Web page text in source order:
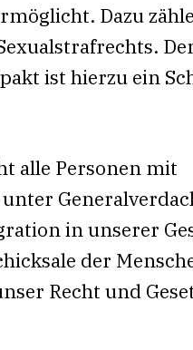
Dazu
ist hierzu ein
alle Personen mit
in unserer
der
Recht und